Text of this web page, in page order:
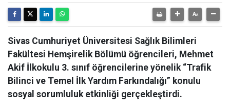
Sivas Cumhuriyet Üniversitesi Sağlık Bilimleri
Fakültesi Hemşirelik Bölümü öğrencileri, Mehmet
Akif İlkokulu 3. sınıf öğrencilerine yönelik “Trafik
Bilinci ve Temel İlk Yardım Farkındalığı” konulu
sosyal sorumluluk etkinliği gerçekleştirdi.